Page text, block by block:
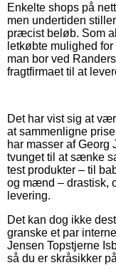
Enkelte shops på
men undertiden
præcist beløb. Som
letkøbte mulighed
man bor ved
fragtfirmaet til at
Det har vist sig at
at sammenligne
har masser af
tvunget til at sænke
test produkter – til
og mænd – drastisk,
levering.
Det kan dog ikke
granske et par
Jensen Topstjerne
så du er skråsikker